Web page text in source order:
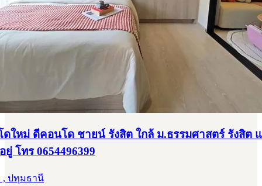
ใหม่ ดีคอนโด ชายน์ รังสิต ใกล้ ม.ธรรมศาสตร์ รังสิต
ยู่ โทร 0654496399
, ปทุมธานี